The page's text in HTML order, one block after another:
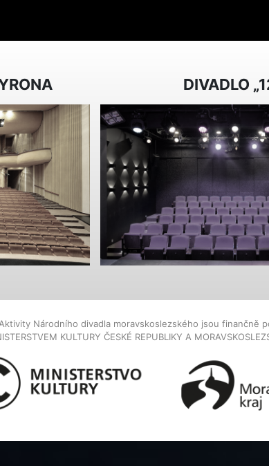
DIVADLO
Aktivity Národního divadla moravskoslezského jsou finančně
KULTURY ČESKÉ REPUBLIKY A